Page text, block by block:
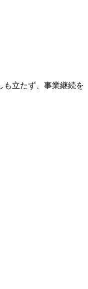
も立たず、事業継続を